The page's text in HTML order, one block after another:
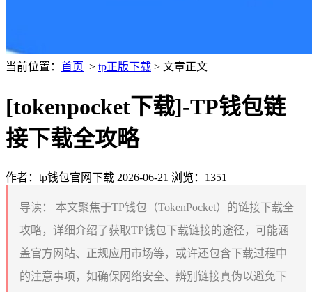
当前位置： 首页 > tp正版下载 > 文章正文
[tokenpocket下载]-TP钱包链
接下载全攻略
作者：tp钱包官网下载 2026-06-21 浏览：1351
导读：
本文聚焦于TP钱包（TokenPocket）的链接下载全
攻略，详细介绍了获取TP钱包下载链接的途径，可能涵
盖官方网站、正规应用市场等，或许还包含下载过程中
的注意事项，如确保网络安全、辨别链接真伪以避免下